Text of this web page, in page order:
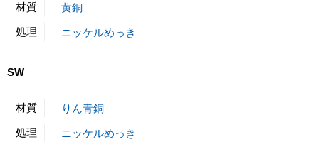
材質
黄銅
処理
ニッケルめっき
SW
材質
りん青銅
処理
ニッケルめっき